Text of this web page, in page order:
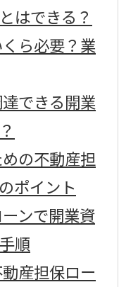
はできる？
ら必要？業
できる開業
の不動産担
ポイント
ンで開業資
順
産担保ロー